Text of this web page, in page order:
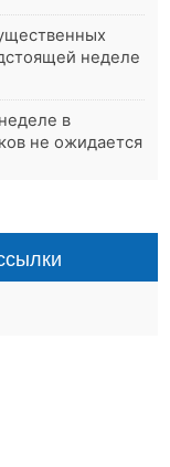
неделе
в
не ожидается